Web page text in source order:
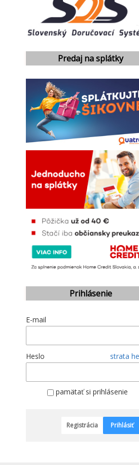
Predaj na splátky
Prihlásenie
E-mail
Heslo strata
pamätať si prihlásenie
Registrácia Prihlásiť